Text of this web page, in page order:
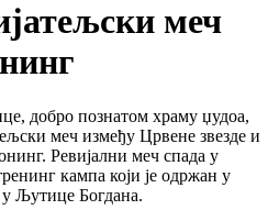
меч
добро познатом храму џудоа,
меч између Црвене звезде и
Ревијални меч спада у
кампа који је одржан у
Љутице Богдана.